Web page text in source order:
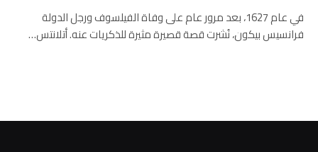
في عام 1627، بعد مرور عام على وفاة الفيلسوف ورجل الدولة
فرانسيس بيكون، نُشرت قصة قصيرة مثيرة للذكريات عنه. أتلانتس…